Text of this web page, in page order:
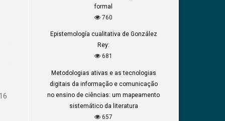
formal
760
Epistemología cualitativa de González
Rey:
681
Metodologias ativas e as tecnologias
digitais da informação e comunicação
no ensino de ciências: um mapeamento
sistemático da literatura
657